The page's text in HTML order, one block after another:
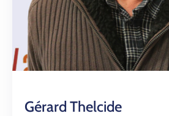
Gérard Thelcide